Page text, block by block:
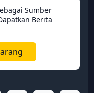
Sumber
Berita